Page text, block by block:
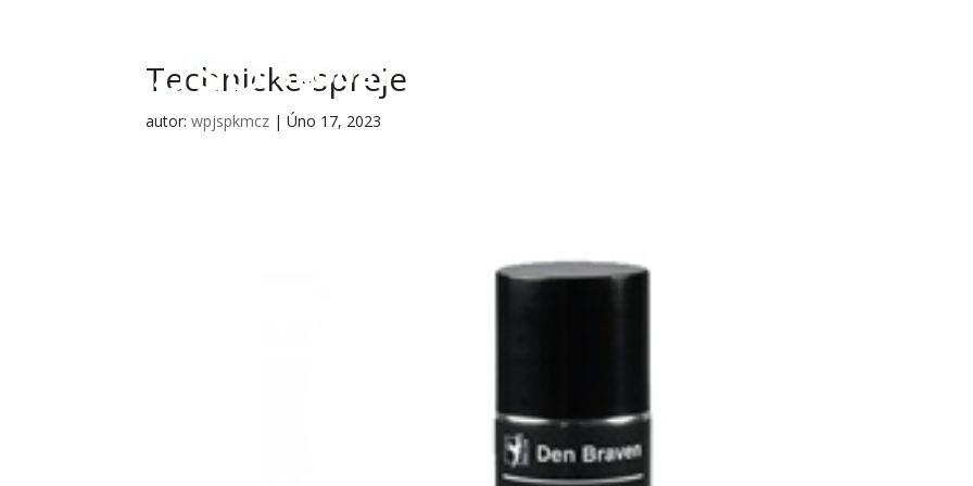
Technicke-spreje
autor:wpjspkmcz |Úno 17, 2023